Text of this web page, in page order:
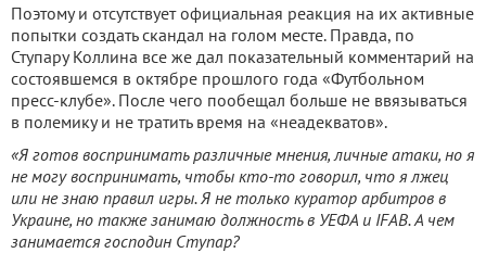
Поэтому и отсутствует официальная реакция на их активные
попытки создать скандал на голом месте. Правда, по
Ступару Коллина все же дал показательный комментарий на
состоявшемся в октябре прошлого года «Футбольном
пресс-клубе». После чего пообещал больше не ввязываться
в полемику и не тратить время на «неадекватов».
«Я готов воспринимать различные мнения, личные атаки, но я
не могу воспринимать, чтобы кто-то говорил, что я лжец
или не знаю правил игры. Я не только куратор арбитров в
Украине, но также занимаю должность в УЕФА и IFAB. А чем
занимается господин Ступар?